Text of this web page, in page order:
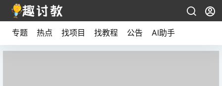
专题 热点 找项目 找教程 公告 AI助手